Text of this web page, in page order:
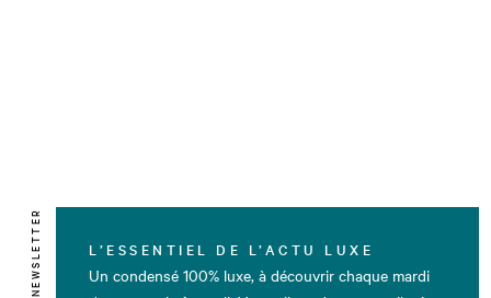
NEWSLETTER L’ESSENTIEL DE L’ACTU LUXE
Un condensé 100% luxe, à découvrir chaque mardi